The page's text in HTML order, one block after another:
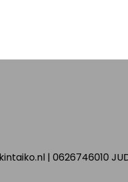
| 0626746010